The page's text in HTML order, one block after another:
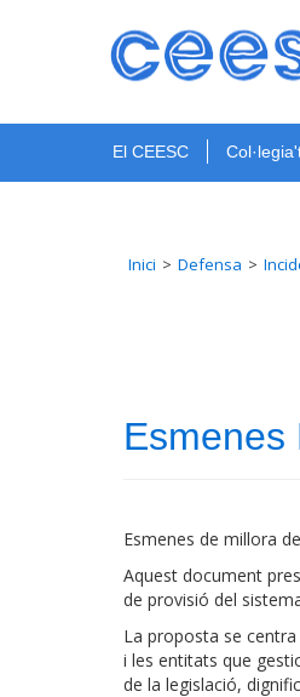
El CEESC
Inici Defensa
Esmenes
Esmenes de millora
Aquest document
de provisió del
La proposta se
i les entitats que
de la legislació,